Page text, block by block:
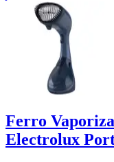
Ferro
Electrolux